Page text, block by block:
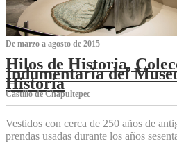
De marzo a agosto de 2015
Hilos de Historia,
Indumentaria del
Historia
Castillo de Chapultepec
Vestidos con cerca de 250 años de
prendas usadas durante los años